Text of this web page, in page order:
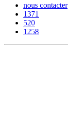
nous contacter
1371
520
1258